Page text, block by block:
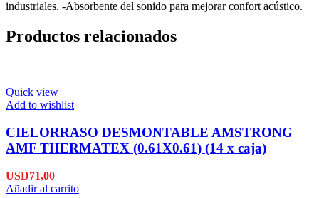
industriales. -Absorbente del sonido para mejorar confort acústico.
Productos relacionados
Quick view
Add to wishlist
CIELORRASO DESMONTABLE AMSTRONG
AMF THERMATEX (0.61X0.61) (14 x caja)
USD71,00
Añadir al carrito